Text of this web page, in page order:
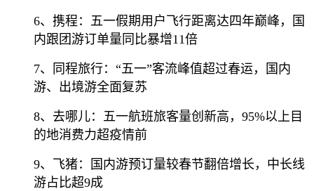
6、携程：五一假期用户飞行距离达四年巅峰，国
内跟团游订单量同比暴增11倍
7、同程旅行：“五一”客流峰值超过春运，国内
游、出境游全面复苏
8、去哪儿：五一航班旅客量创新高，95%以上目
的地消费力超疫情前
9、飞猪：国内游预订量较春节翻倍增长，中长线
游占比超9成